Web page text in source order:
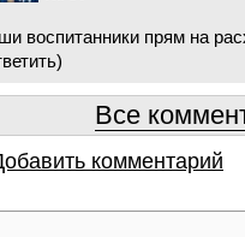
воспитанники прям на
)
Все
комментарий